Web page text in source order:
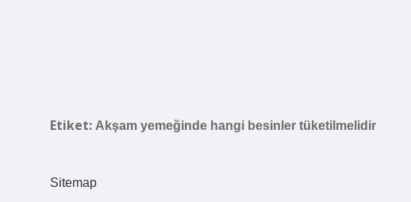
Etiket: Akşam yemeğinde hangi besinler tüketilmelidir
Sitemap